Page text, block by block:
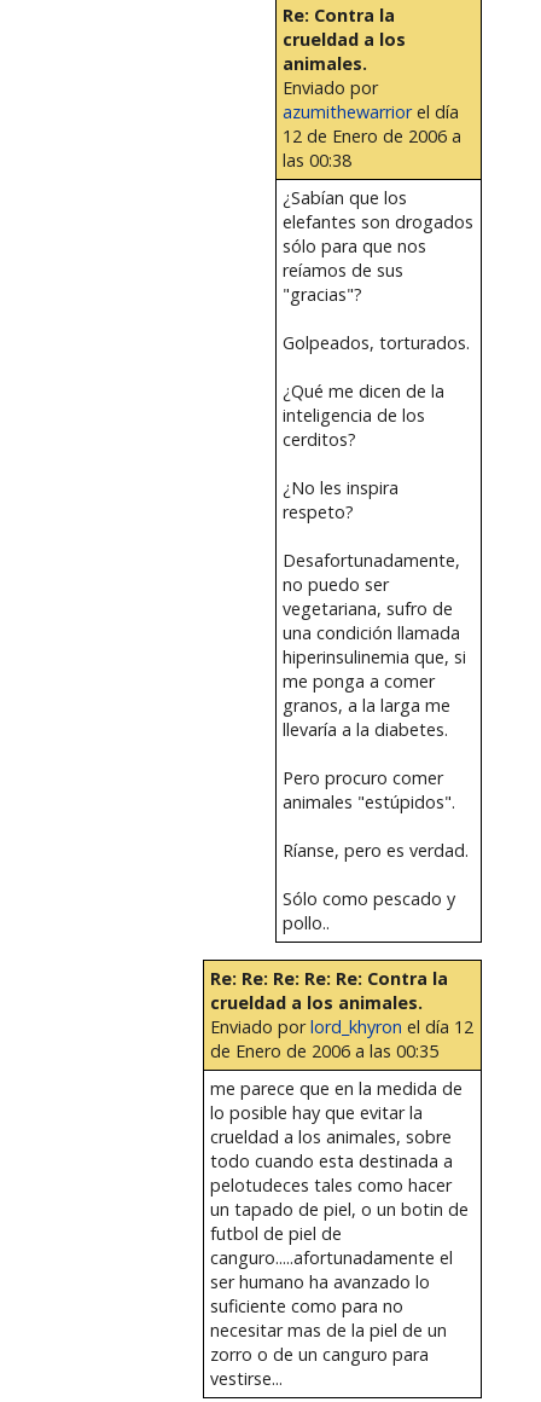
Re: Contra la
crueldad a los
animales.
Enviado por
azumithewarriorel día
12 de Enero de 2006 a
las 00:38
¿Sabían que los
elefantes son drogados
sólo para que nos
reíamos de sus
"gracias"?
Golpeados, torturados.
¿Qué me dicen de la
inteligencia de los
cerditos?
¿No les inspira
respeto?
Desafortunadamente,
no puedo ser
vegetariana, sufro de
una condición llamada
hiperinsulinemia que, si
me ponga a comer
granos, a la larga me
llevaría a la diabetes.
Pero procuro comer
animales "estúpidos".
Ríanse, pero es verdad.
Sólo como pescado y
pollo..
Re: Re: Re: Re: Re: Contra la
crueldad a los animales.
Enviado porlord_khyron el día 12
de Enero de 2006 a las 00:35
me parece que en la medida de
lo posible hay que evitar la
crueldad a los animales, sobre
todo cuando esta destinada a
pelotudeces tales como hacer
un tapado de piel, o un botin de
futbol de piel de
canguro.....afortunadamente el
ser humano ha avanzado lo
suficiente como para no
necesitar mas de la piel de un
zorro o de un canguro para
vestirse...